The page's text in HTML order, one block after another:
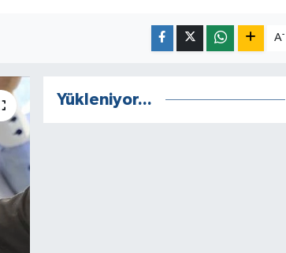
A-
Yükleniyor...